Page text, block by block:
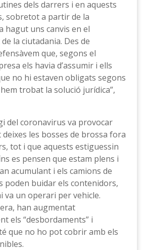
dels darrers i en aquests
sobretot a partir de la
hagut uns canvis en el
la ciutadania. Des de
que, segons el
els havia d’assumir i ells
no hi estaven obligats segons
trobat la solució jurídica”,
del coronavirus va provocar
les bosses de brossa fora
tot i que aquests estiguessin
es pensen que estam plens i
acumulant i els camions de
poden buidar els contenidors,
va un operari per vehicle.
han augmentat
els “desbordaments” i
que no ho pot cobrir amb els